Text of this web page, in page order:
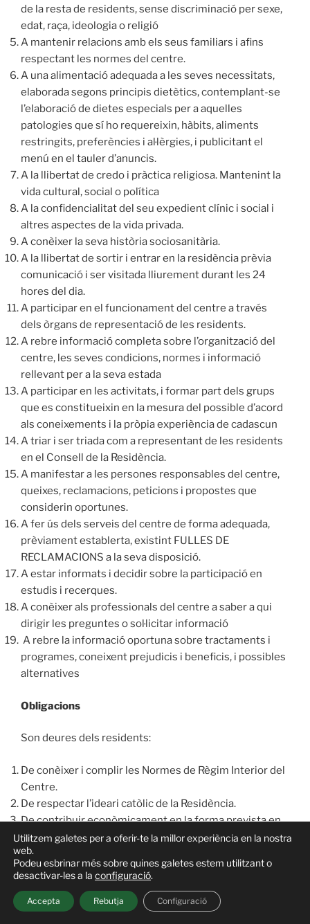
de la resta de residents, sense discriminació per sexe,
edat, raça, ideologia o religió
A mantenir relacions amb els seus familiars i afins
respectant les normes del centre.
A una alimentació adequada a les seves necessitats,
elaborada segons principis dietètics, contemplant-se
l’elaboració de dietes especials per a aquelles
patologies que sí ho requereixin, hàbits, aliments
restringits, preferències i al·lèrgies, i publicitant el
menú en el tauler d’anuncis.
A la llibertat de credo i pràctica religiosa. Mantenint la
vida cultural, social o política
A la confidencialitat del seu expedient clínic i social i
altres aspectes de la vida privada.
A conèixer la seva història sociosanitària.
A la llibertat de sortir i entrar en la residència prèvia
comunicació i ser visitada lliurement durant les 24
hores del dia.
A participar en el funcionament del centre a través
dels òrgans de representació de les residents.
A rebre informació completa sobre l’organització del
centre, les seves condicions, normes i informació
rellevant per a la seva estada
A participar en les activitats, i formar part dels grups
que es constitueixin en la mesura del possible d’acord
als coneixements i la pròpia experiència de cadascun
A triar i ser triada com a representant de les residents
en el Consell de la Residència.
A manifestar a les persones responsables del centre,
queixes, reclamacions, peticions i propostes que
considerin oportunes.
A fer ús dels serveis del centre de forma adequada,
prèviament establerta, existint FULLES DE
RECLAMACIONS a la seva disposició.
A estar informats i decidir sobre la participació en
estudis i recerques.
A conèixer als professionals del centre a saber a qui
dirigir les preguntes o sol·licitar informació
A rebre la informació oportuna sobre tractaments i
programes, coneixent prejudicis i beneficis, i possibles
alternatives
Obligacions
Son deures dels residents:
De conèixer i complir les Normes de Règim Interior del
Centre.
De respectar l’ideari catòlic de la Residència.
De contribuir econòmicament en la forma prevista en
la sol·licitud i contracte.
De mantenir les normes elementals de convivència,
higiene i decoro.
seva estada i la de les seves companyes el més
Utilitzem galetes per a oferir-te la millor experiència en la nostra
web.
Podeu esbrinar més sobre quines galetes estem utilitzant o
desactivar-les a la configuració.
Accepta Rebutja Configuració